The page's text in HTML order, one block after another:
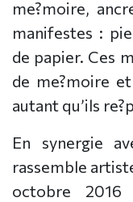
me?moire,
manifestes :
de papier. Ces
de me?moire
autant qu’ils
En synergie
rassemble
octobre